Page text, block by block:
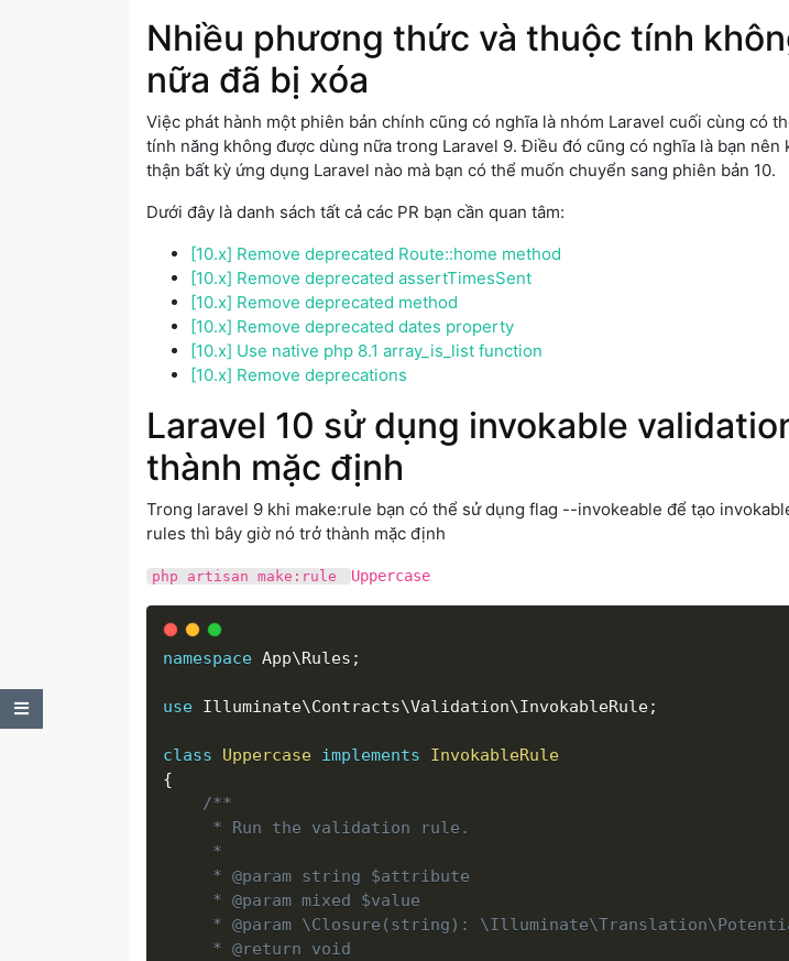
Nhiều phương thức và thuộc tính
nữa đã bị xóa
Việc phát hành một phiên bản chính cũng có nghĩa là nhóm Laravel cuối cùng có
tính năng không được dùng nữa trong Laravel 9. Điều đó cũng có nghĩa là bạn nên
thận bất kỳ ứng dụng Laravel nào mà bạn có thể muốn chuyển sang phiên bản 10.
Dưới đây là danh sách tất cả các PR bạn cần quan tâm:
[10.x] Remove deprecated Route::home method
[10.x] Remove deprecated assertTimesSent
[10.x] Remove deprecated method
[10.x] Remove deprecated dates property
[10.x] Use native php 8.1 array_is_list function
[10.x] Remove deprecations
Laravel 10 sử dụng invokable
thành mặc định
Trong laravel 9 khi make:rule bạn có thể sử dụng flag --invokeable để tạo
rules thì bây giờ nó trở thành mặc định
php artisan make:rule Uppercase
namespace App\Rules ;
use Illuminate\Contracts\Validation\InvokableRule;
class Uppercase implements
InvokableRule
{
/**
     * Run the validation rule.
     *
     * @param string $attribute
     * @param mixed $value
* @param \Closure(string):
     * @return void
Table of Contents